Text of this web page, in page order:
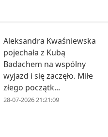
Aleksandra Kwaśniewska
pojechała z Kubą
Badachem na wspólny
wyjazd i się zaczęło. Miłe
złego początk...
28-07-2026 21:21:09